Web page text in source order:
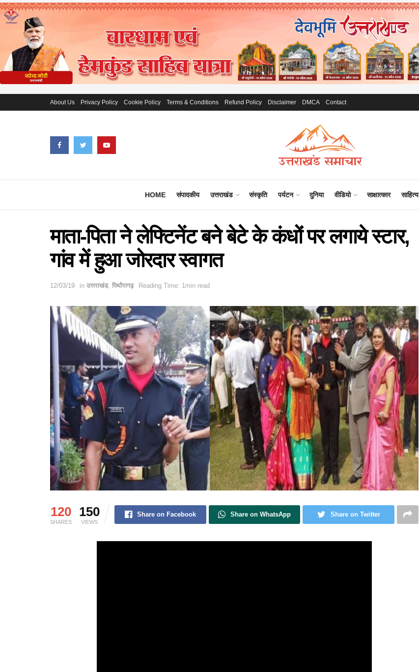
About Us Privacy Policy Cookie Policy Terms & Conditions Refund Policy Disclaimer DMCA Contact
HOME संपादकीय उत्तराखंड संस्कृति पर्यटन दुनिया वीडियो साक्षात्कार साहित्य
माता-पिता ने लेफ्टिनेंट बने बेटे के कंधों पर लगाये स्टार,
गांव में हुआ जोरदार स्वागत
12/03/19 in उत्तराखंड, पिथौरागढ़ Reading Time: 1min read
120
SHARES
150
VIEWS
Share on Facebook Share on WhatsApp Share on Twitter